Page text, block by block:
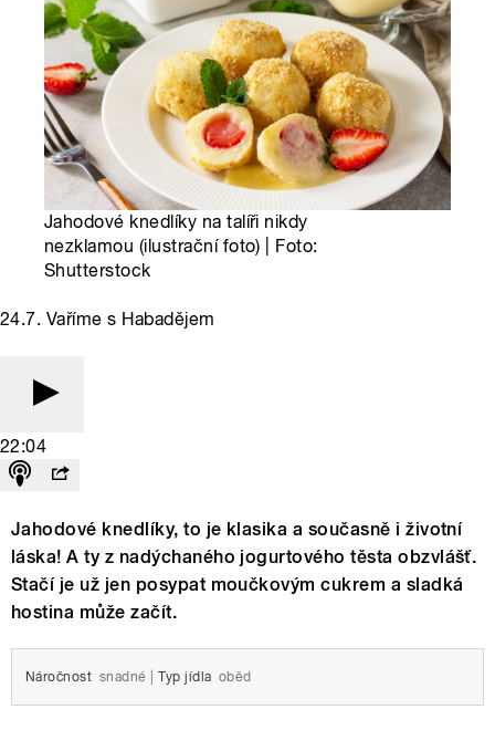
Jahodové knedlíky na talíři nikdy
nezklamou (ilustrační foto) | Foto:
Shutterstock
24.7. Vaříme s Habadějem
22:04
Jahodové knedlíky, to je klasika a současně i životní
láska! A ty z nadýchaného jogurtového těsta obzvlášť.
Stačí je už jen posypat moučkovým cukrem a sladká
hostina může začít.
Náročnost snadné Typ jídla oběd